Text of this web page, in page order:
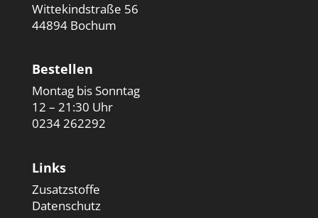
Wittekindstraße 56
44894 Bochum
Bestellen
Montag bis Sonntag
12 – 21:30 Uhr
0234 262292
Links
Zusatzstoffe
Datenschutz